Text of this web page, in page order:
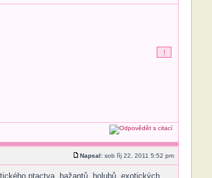
Napsal:sob říj 22, 2011 5:52 pm
ptactva, bažantů, holubů, exotických